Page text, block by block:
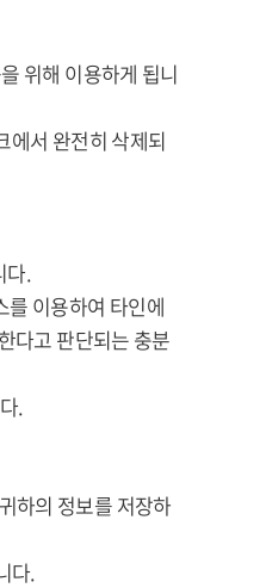
위해 이용하게 됩니
에서 완전히 삭제되
다.
를 이용하여 타인에
다고 판단되는 충분
.
하의 정보를 저장하
다.